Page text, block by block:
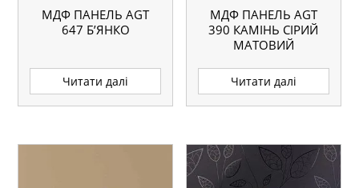
МДФ ПАНЕЛЬ AGT
647 Б’ЯНКО
Читати далі
МДФ ПАНЕЛЬ AGT
390 КАМІНЬ СІРИЙ
МАТОВИЙ
Читати далі